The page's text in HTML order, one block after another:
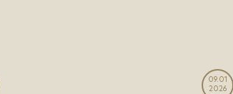
09.01
2026